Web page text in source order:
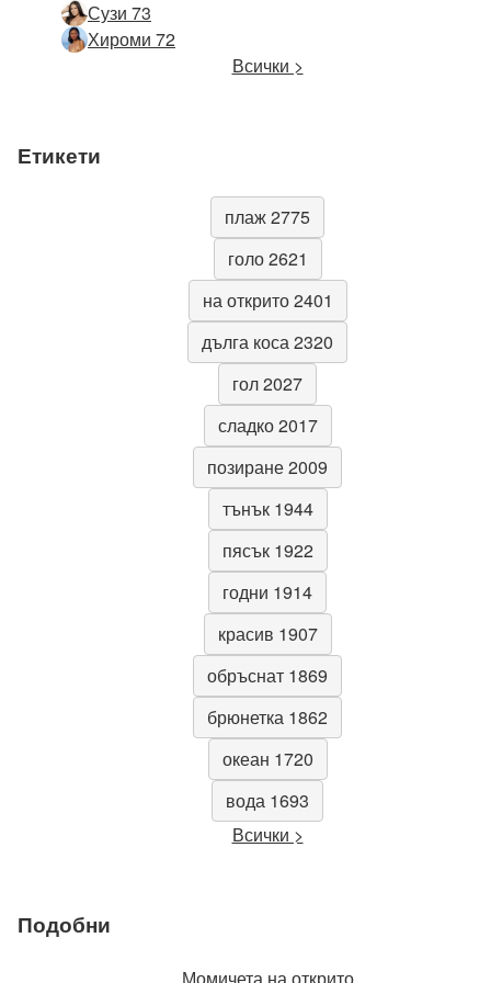
Сузи 73
Хироми 72
Всички >
Етикети
плаж 2775
голо 2621
на открито 2401
дълга коса 2320
гол 2027
сладко 2017
позиране 2009
тънък 1944
пясък 1922
годни 1914
красив 1907
обръснат 1869
брюнетка 1862
океан 1720
вода 1693
Всички >
Подобни